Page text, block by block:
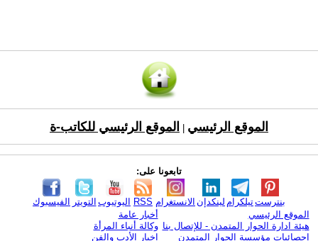
الموقع الرئيسي الموقع الرئيسي للكاتب-ة
تابعونا على:
الفيسبوك التويتر اليوتيوب RSS الانستغرام لينكدإن تيلكرامبنترست
الموقع الرئيسي
هيئة ادارة الحوار المتمدن - للإتصال بنا
إحصائيات مؤسسة الحوار المتمدن
أخبار عامة
وكالة أنباء المرأة
اخبار الأدب والفن